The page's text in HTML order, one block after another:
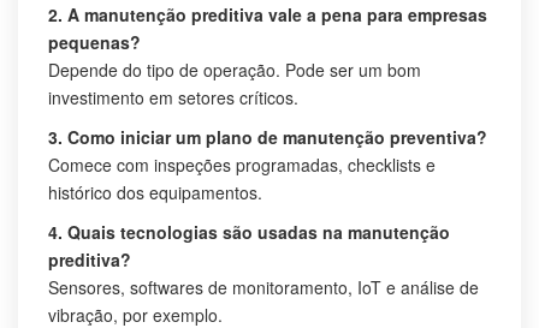
2. A manutenção preditiva vale a pena para empresas
pequenas?
Depende do tipo de operação. Pode ser um bom
investimento em setores críticos.
3. Como iniciar um plano de manutenção preventiva?
Comece com inspeções programadas, checklists e
histórico dos equipamentos.
4. Quais tecnologias são usadas na manutenção
preditiva?
Sensores, softwares de monitoramento, IoT e análise de
vibração, por exemplo.